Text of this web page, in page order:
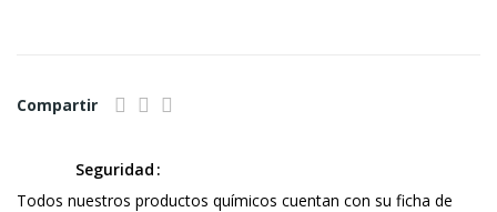
Compartir
Seguridad
Todos nuestros productos químicos cuentan con su ficha de